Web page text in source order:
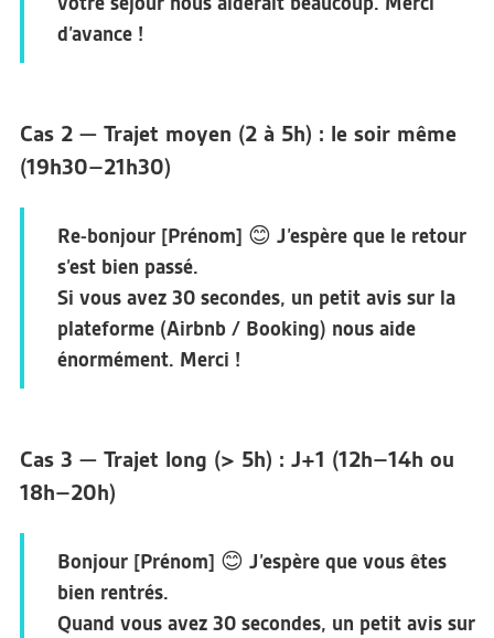
d’avance !
Cas 2 — Trajet moyen (2 à 5h) : le soir même
(19h30–21h30)
Re-bonjour [Prénom] 😊 J’espère que le retour
s’est bien passé.
Si vous avez 30 secondes, un petit avis sur la
plateforme (Airbnb / Booking) nous aide
énormément. Merci !
Cas 3 — Trajet long (> 5h) : J+1 (12h–14h ou
18h–20h)
Bonjour [Prénom] 😊 J’espère que vous êtes
bien rentrés.
Quand vous avez 30 secondes, un petit avis sur